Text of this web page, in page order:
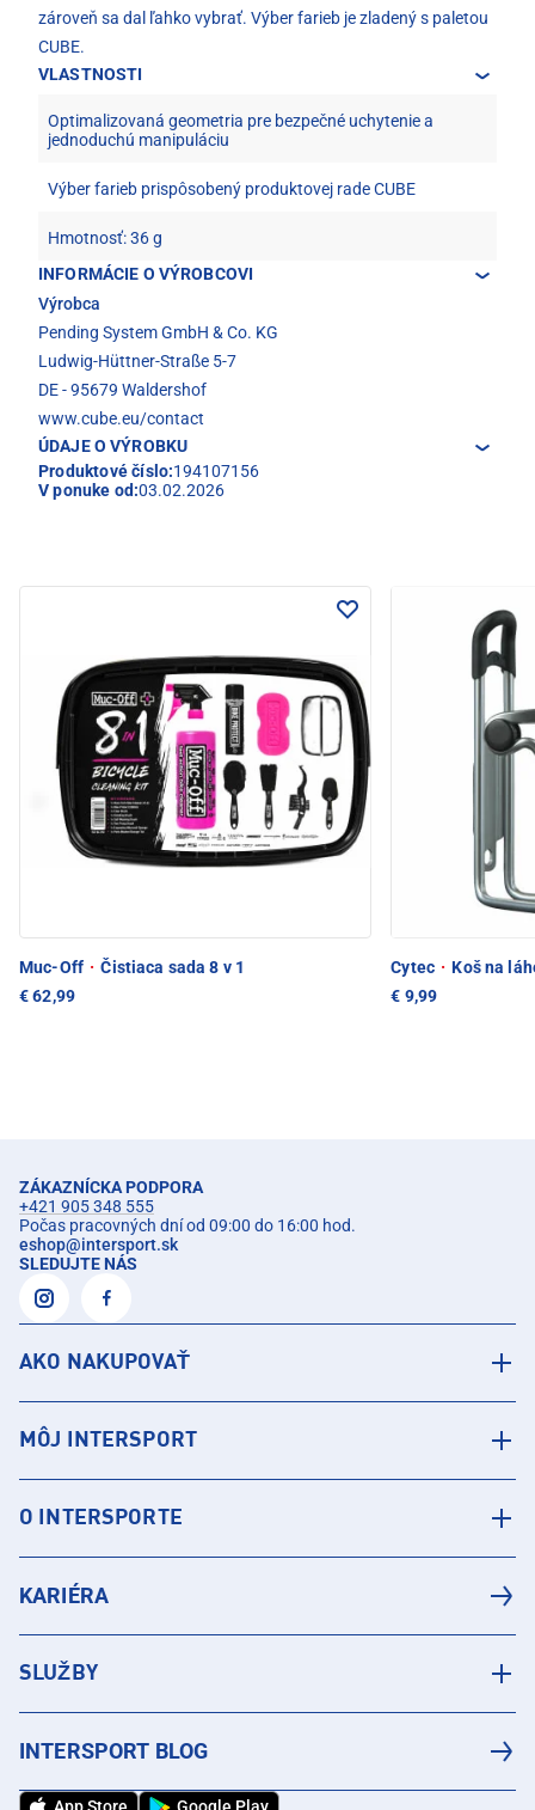
zároveň sa dal ľahko vybrať. Výber farieb je zladený s paletou
CUBE.
VLASTNOSTI
Optimalizovaná geometria pre bezpečné uchytenie a
jednoduchú manipuláciu
Výber farieb prispôsobený produktovej rade CUBE
Hmotnosť: 36 g
INFORMÁCIE O VÝROBCOVI
Výrobca
Pending System GmbH & Co. KG
Ludwig-Hüttner-Straße 5-7
DE - 95679 Waldershof
www.cube.eu/contact
ÚDAJE O VÝROBKU
Produktové číslo:194107156
V ponuke od:03.02.2026
Muc-Off · Čistiaca sada 8 v 1
€ 62,99
Cytec · Koš na
€ 9,99
ZÁKAZNÍCKA PODPORA
+421 905 348 555
Počas pracovných dní od 09:00 do 16:00 hod.
eshop@intersport.sk
SLEDUJTE NÁS
AKO NAKUPOVAŤ
MÔJ INTERSPORT
O INTERSPORTE
KARIÉRA
SLUŽBY
INTERSPORT BLOG
App Store Google Play